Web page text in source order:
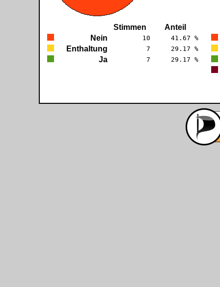
Stimmen
Anteil
Nein
10 41.67 %
Enthaltung 7 29.17 %
Ja 7 29.17 %